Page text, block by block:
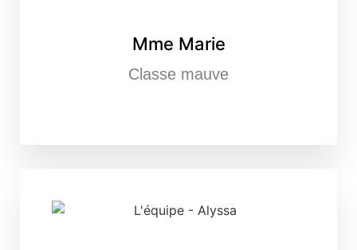
Mme Marie
Classe mauve